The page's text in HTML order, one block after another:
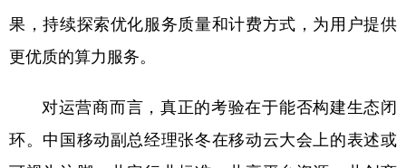
果，持续探索优化服务质量和计费方式，为用户提供
更优质的算力服务。
对运营商而言，真正的考验在于能否构建生态闭
环。中国移动副总经理张冬在移动云大会上的表述或